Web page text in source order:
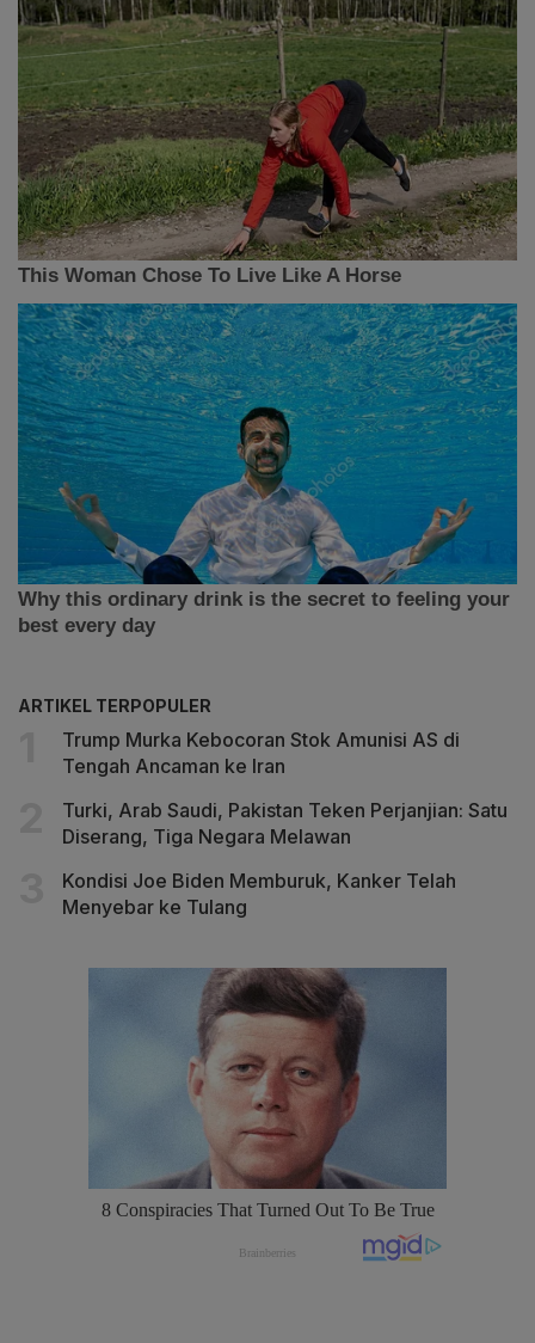
ARTIKEL TERPOPULER
Trump Murka Kebocoran Stok Amunisi AS di
Tengah Ancaman ke Iran
Turki, Arab Saudi, Pakistan Teken Perjanjian: Satu
Diserang, Tiga Negara Melawan
Kondisi Joe Biden Memburuk, Kanker Telah
Menyebar ke Tulang